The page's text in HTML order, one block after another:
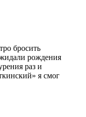
бросить
рождения
раз и
я смог